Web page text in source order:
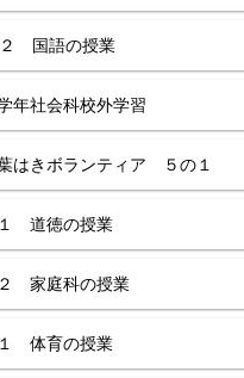
国語の授業
年社会科校外学習
はきボランティア ５の１
道徳の授業
家庭科の授業
体育の授業